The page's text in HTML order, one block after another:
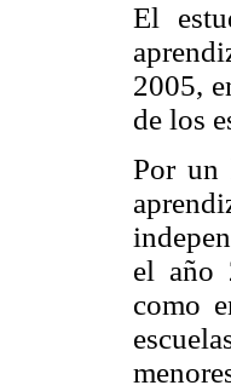
El
2005,
de los
Por un
el año
como